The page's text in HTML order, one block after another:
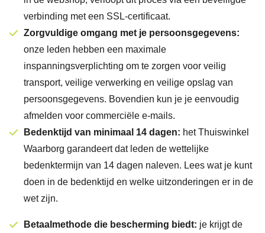
verbinding met een SSL-certificaat.
Zorgvuldige omgang met je persoonsgegevens:
onze leden hebben een maximale
inspanningsverplichting om te zorgen voor veilig
transport, veilige verwerking en veilige opslag van
persoonsgegevens. Bovendien kun je je eenvoudig
afmelden voor commerciële e-mails.
Bedenktijd van minimaal 14 dagen: het Thuiswinkel
Waarborg garandeert dat leden de wettelijke
bedenktermijn van 14 dagen naleven. Lees wat je kunt
doen in de bedenktijd en welke uitzonderingen er in de
wet zijn.
Betaalmethode die bescherming biedt: je krijgt de